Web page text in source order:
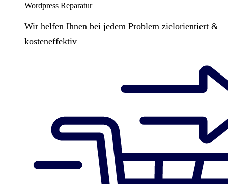
Wordpress Reparatur
Wir helfen Ihnen bei jedem Problem zielorientiert &
kosteneffektiv